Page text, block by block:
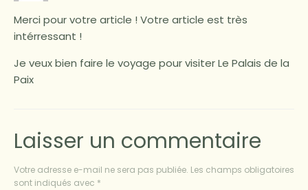
Merci pour votre article ! Votre article est très
intérressant !
Je veux bien faire le voyage pour visiter Le Palais de la
Paix
Laisser un commentaire
Votre adresse e-mail ne sera pas publiée. Les champs obligatoires
sont indiqués avec *